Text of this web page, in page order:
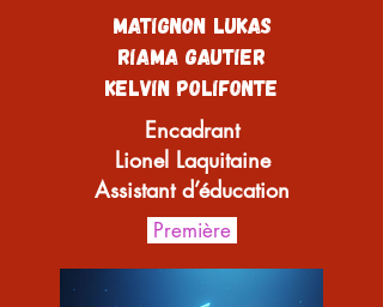
Matignon Lukas
Riama Gautier
Kelvin Polifonte
Encadrant
Lionel Laquitaine
Assistant d’éducation
Première